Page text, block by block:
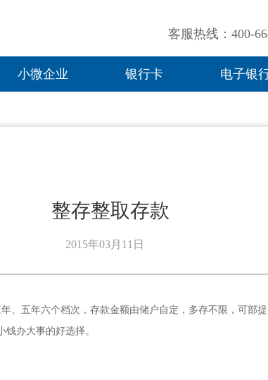
客服热线：400-
小微企业 银行卡 电子银
整存整取存款
2015年03月11日
、五年六个档次，存款金额由储户自定，多存不限，可部
办大事的好选择。